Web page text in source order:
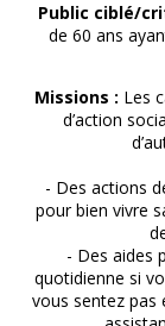
Public ciblé/
de 60 ans
Missions : Les
d’action
- Des actions
pour bien vivre
- Des aides
quotidienne si
vous sentez pas